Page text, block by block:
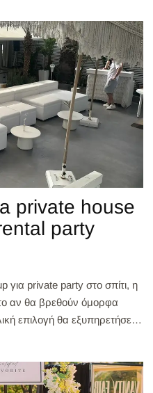
private house
party
για private party στο σπίτι, η
το αν θα βρεθούν όμορφα
επιλογή θα εξυπηρετήσει
τη ρ...